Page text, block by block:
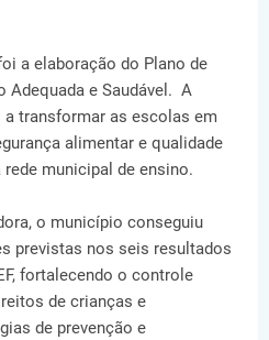
a elaboração do Plano de
Adequada e Saudável. A
transformar as escolas em
alimentar e qualidade
municipal de ensino.
o município conseguiu
previstas nos seis resultados
fortalecendo o controle
de crianças e
de prevenção e